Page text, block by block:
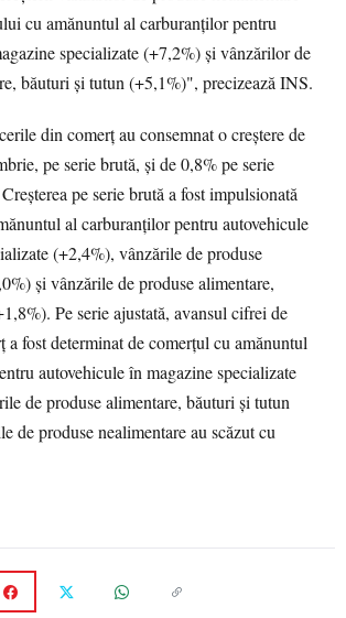
cu amănuntul al carburanţilor pentru
specializate (+7,2%) şi vânzărilor de
băuturi şi tutun (+5,1%)", precizează INS.
din comerţ au consemnat o creştere de
pe serie brută, şi de 0,8% pe serie
pe serie brută a fost impulsionată
al carburanţilor pentru autovehicule
(+2,4%), vânzările de produse
şi vânzările de produse alimentare,
Pe serie ajustată, avansul cifrei de
a fost determinat de comerţul cu amănuntul
autovehicule în magazine specializate
de produse alimentare, băuturi şi tutun
de produse nealimentare au scăzut cu